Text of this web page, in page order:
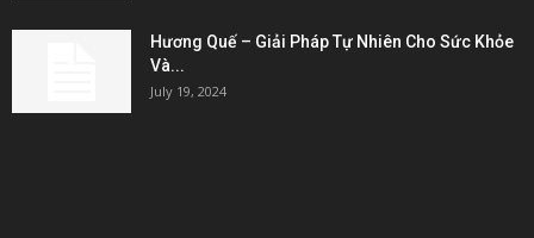
Hương Quế – Giải Pháp Tự Nhiên Cho Sức Khỏe
Và...
July 19, 2024